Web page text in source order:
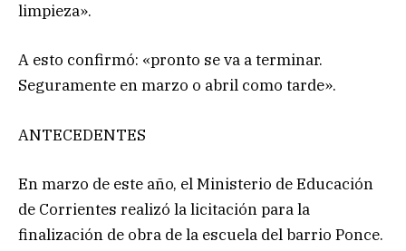
limpieza».
A esto confirmó: «pronto se va a terminar.
Seguramente en marzo o abril como tarde».
ANTECEDENTES
En marzo de este año, el Ministerio de Educación
de Corrientes realizó la licitación para la
finalización de obra de la escuela del barrio Ponce.